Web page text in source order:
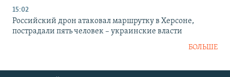
15:02
Российский дрон атаковал маршрутку в Херсоне,
пострадали пять человек – украинские власти
БОЛЬШЕ